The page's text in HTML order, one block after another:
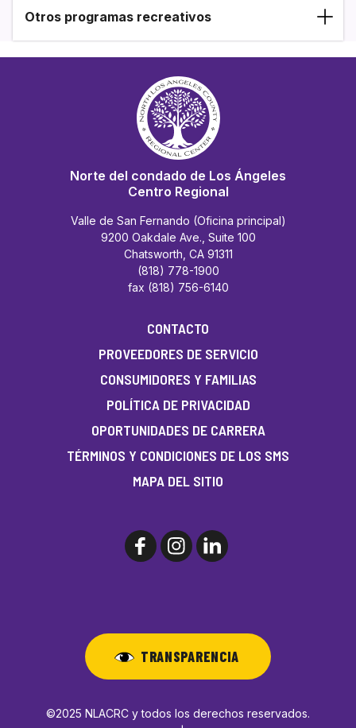
Otros programas recreativos
Norte del condado de Los Ángeles
Centro Regional
Valle de San Fernando (Oficina principal)
9200 Oakdale Ave., Suite 100
Chatsworth, CA 91311
(818) 778-1900
fax (818) 756-6140
CONTACTO
PROVEEDORES DE SERVICIO
CONSUMIDORES Y FAMILIAS
POLÍTICA DE PRIVACIDAD
OPORTUNIDADES DE CARRERA
TÉRMINOS Y CONDICIONES DE LOS SMS
MAPA DEL SITIO
TRANSPARENCIA
©2025 NLACRC y todos los derechos reservados.